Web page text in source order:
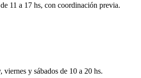
11 a 17 hs, con coordinación previa.
y sábados de 10 a 20 hs.